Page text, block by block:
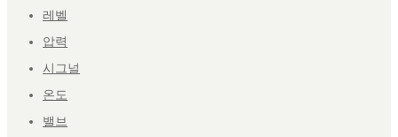
레벨
압력
시그널
온도
밸브